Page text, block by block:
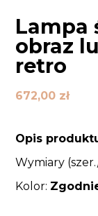
Lampa
obraz
retro
672,00 zł
Opis
Wymiary
Kolor: